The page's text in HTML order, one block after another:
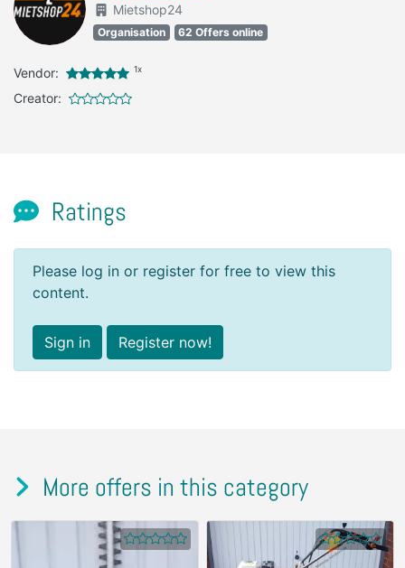
Mietshop24
Organisation 62 Offers online
Vendor: 1x
Creator:
Ratings
Please log in or register for free to view this
content.
Sign in Register now!
More offers in this category